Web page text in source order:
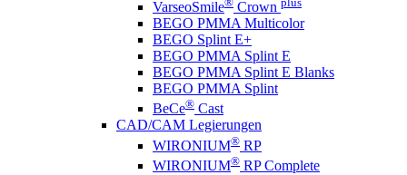
VarseoSmile Crown
BEGO PMMA Multicolor
BEGO Splint E+
BEGO PMMA Splint E
BEGO PMMA Splint E Blanks
BEGO PMMA Splint
BeCe® Cast
CAD/CAM Legierungen
WIRONIUM® RP
WIRONIUM® RP Complete